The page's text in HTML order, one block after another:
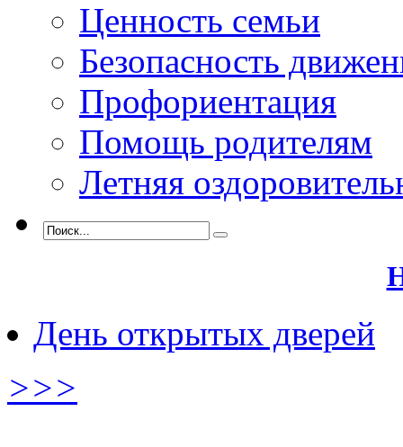
Ценность семьи
Безопасность
Профориентация
Помощь родителям
Летняя
День открытых дверей
>>>